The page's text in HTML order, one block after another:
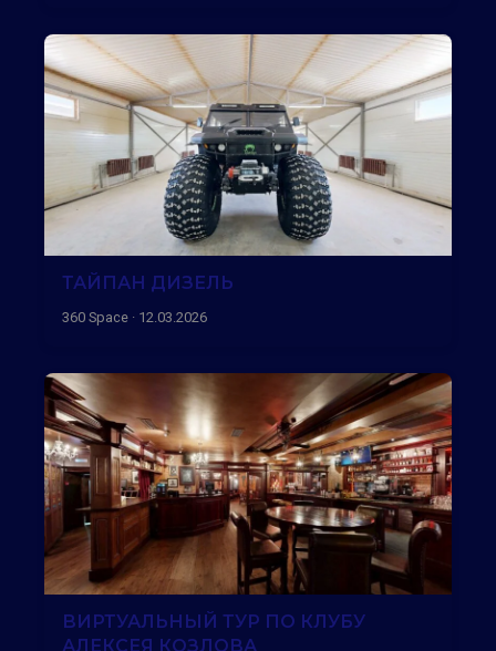
ТАЙПАН ДИЗЕЛЬ
360 Space · 12.03.2026
ВИРТУАЛЬНЫЙ ТУР ПО КЛУБУ
АЛЕКСЕЯ КОЗЛОВА